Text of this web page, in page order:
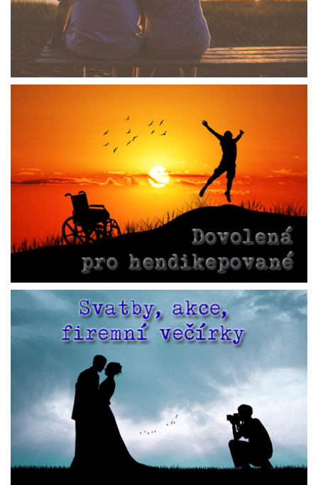
DOVOLENÁ PRO HENDIKEPOVANÉ
Kliknutím zobrazíte detaily